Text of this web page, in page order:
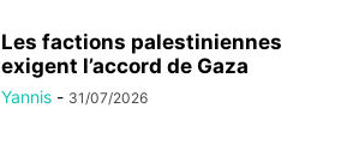
Les factions palestiniennes
exigent l’accord de Gaza
Yannis - 31/07/2026